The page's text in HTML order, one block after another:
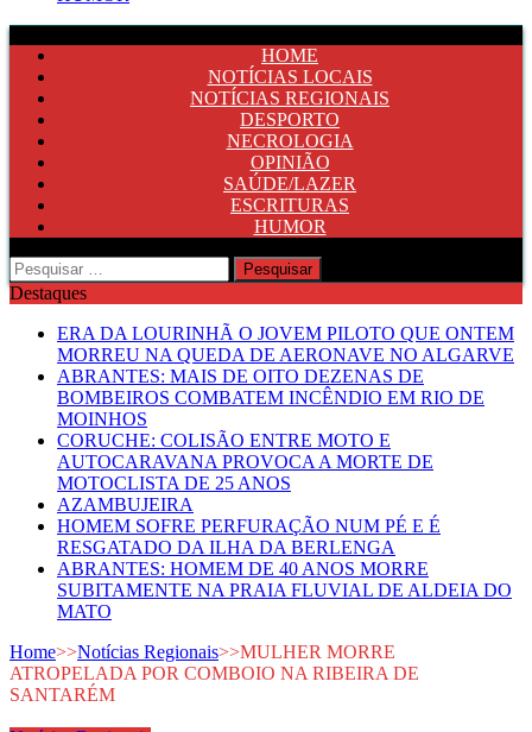
HOME
NOTÍCIAS LOCAIS
NOTÍCIAS REGIONAIS
DESPORTO
NECROLOGIA
OPINIÃO
SAÚDE/LAZER
ESCRITURAS
HUMOR
Pesquisar
por:
Destaques
ERA DA LOURINHÃ O JOVEM PILOTO QUE ONTEM
MORREU NA QUEDA DE AERONAVE NO ALGARVE
ABRANTES: MAIS DE OITO DEZENAS DE
BOMBEIROS COMBATEM INCÊNDIO EM RIO DE
MOINHOS
CORUCHE: COLISÃO ENTRE MOTO E
AUTOCARAVANA PROVOCA A MORTE DE
MOTOCLISTA DE 25 ANOS
AZAMBUJEIRA
HOMEM SOFRE PERFURAÇÃO NUM PÉ E É
RESGATADO DA ILHA DA BERLENGA
ABRANTES: HOMEM DE 40 ANOS MORRE
SUBITAMENTE NA PRAIA FLUVIAL DE ALDEIA DO
MATO
Home>>Notícias Regionais>>MULHER MORRE
ATROPELADA POR COMBOIO NA RIBEIRA DE
SANTARÉM